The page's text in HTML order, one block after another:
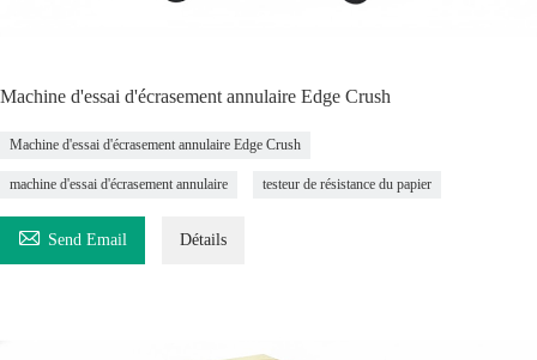
Machine d'essai d'écrasement annulaire Edge Crush
Machine d'essai d'écrasement annulaire Edge Crush
machine d'essai d'écrasement annulaire testeur de résistance du papier
 Send Email Détails